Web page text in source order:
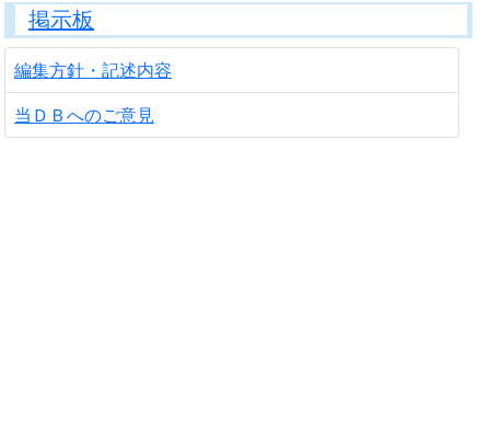
掲示板
編集方針・記述内容
当ＤＢへのご意見